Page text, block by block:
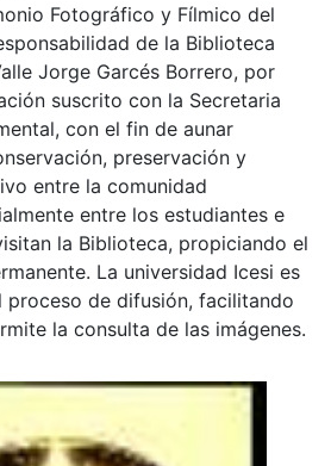
Fotográfico y Fílmico del
de la Biblioteca
Jorge Garcés Borrero, por
suscrito con la Secretaria
con el fin de aunar
preservación y
entre la comunidad
entre los estudiantes e
la Biblioteca, propiciando el
La universidad Icesi es
proceso de difusión, facilitando
la consulta de las imágenes.